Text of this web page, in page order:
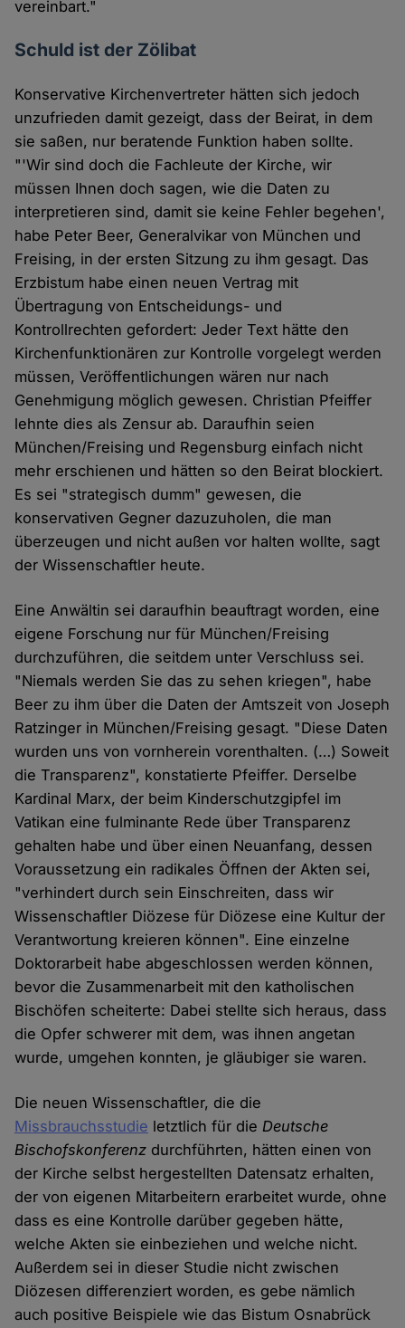
vereinbart."
Schuld ist der Zölibat
Konservative Kirchenvertreter hätten sich jedoch
unzufrieden damit gezeigt, dass der Beirat, in dem
sie saßen, nur beratende Funktion haben sollte.
"'Wir sind doch die Fachleute der Kirche, wir
müssen Ihnen doch sagen, wie die Daten zu
interpretieren sind, damit sie keine Fehler begehen',
habe Peter Beer, Generalvikar von München und
Freising, in der ersten Sitzung zu ihm gesagt. Das
Erzbistum habe einen neuen Vertrag mit
Übertragung von Entscheidungs- und
Kontrollrechten gefordert: Jeder Text hätte den
Kirchenfunktionären zur Kontrolle vorgelegt werden
müssen, Veröffentlichungen wären nur nach
Genehmigung möglich gewesen. Christian Pfeiffer
lehnte dies als Zensur ab. Daraufhin seien
München/Freising und Regensburg einfach nicht
mehr erschienen und hätten so den Beirat blockiert.
Es sei "strategisch dumm" gewesen, die
konservativen Gegner dazuzuholen, die man
überzeugen und nicht außen vor halten wollte, sagt
der Wissenschaftler heute.
Eine Anwältin sei daraufhin beauftragt worden, eine
eigene Forschung nur für München/Freising
durchzuführen, die seitdem unter Verschluss sei.
"Niemals werden Sie das zu sehen kriegen", habe
Beer zu ihm über die Daten der Amtszeit von Joseph
Ratzinger in München/Freising gesagt. "Diese Daten
wurden uns von vornherein vorenthalten. (…) Soweit
die Transparenz", konstatierte Pfeiffer. Derselbe
Kardinal Marx, der beim Kinderschutzgipfel im
Vatikan eine fulminante Rede über Transparenz
gehalten habe und über einen Neuanfang, dessen
Voraussetzung ein radikales Öffnen der Akten sei,
"verhindert durch sein Einschreiten, dass wir
Wissenschaftler Diözese für Diözese eine Kultur der
Verantwortung kreieren können". Eine einzelne
Doktorarbeit habe abgeschlossen werden können,
bevor die Zusammenarbeit mit den katholischen
Bischöfen scheiterte: Dabei stellte sich heraus, dass
die Opfer schwerer mit dem, was ihnen angetan
wurde, umgehen konnten, je gläubiger sie waren.
Die neuen Wissenschaftler, die die
Missbrauchsstudie letztlich für dieDeutsche
Bischofskonferenz durchführten, hätten einen von
der Kirche selbst hergestellten Datensatz erhalten,
der von eigenen Mitarbeitern erarbeitet wurde, ohne
dass es eine Kontrolle darüber gegeben hätte,
welche Akten sie einbeziehen und welche nicht.
Außerdem sei in dieser Studie nicht zwischen
Diözesen differenziert worden, es gebe nämlich
auch positive Beispiele wie das Bistum Osnabrück